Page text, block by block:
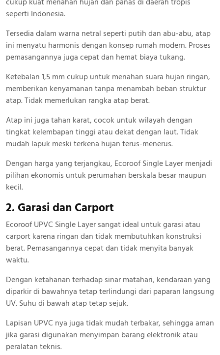
seperti Indonesia.
Tersedia dalam warna netral seperti putih dan abu-abu, atap
ini menyatu harmonis dengan konsep rumah modern. Proses
pemasangannya juga cepat dan hemat biaya tukang.
Ketebalan 1,5 mm cukup untuk menahan suara hujan ringan,
memberikan kenyamanan tanpa menambah beban struktur
atap. Tidak memerlukan rangka atap berat.
Atap ini juga tahan karat, cocok untuk wilayah dengan
tingkat kelembapan tinggi atau dekat dengan laut. Tidak
mudah lapuk meski terkena hujan terus-menerus.
Dengan harga yang terjangkau, Ecoroof Single Layer menjadi
pilihan ekonomis untuk perumahan berskala besar maupun
kecil.
2. Garasi dan Carport
Ecoroof UPVC Single Layer sangat ideal untuk garasi atau
carport karena ringan dan tidak membutuhkan konstruksi
berat. Pemasangannya cepat dan tidak menyita banyak
waktu.
Dengan ketahanan terhadap sinar matahari, kendaraan yang
diparkir di bawahnya tetap terlindungi dari paparan langsung
UV. Suhu di bawah atap tetap sejuk.
Lapisan UPVC nya juga tidak mudah terbakar, sehingga aman
jika garasi digunakan menyimpan barang elektronik atau
peralatan teknis.